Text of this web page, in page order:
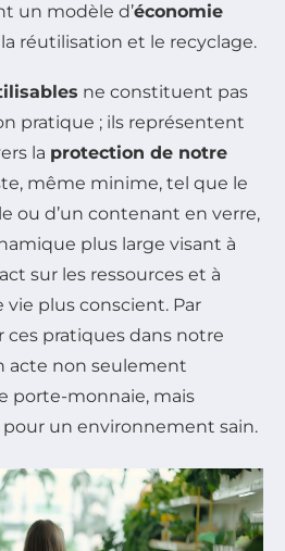
un modèle d’économie
réutilisation et le recyclage.
ne constituent pas
pratique ; ils représentent
la protection de notre
même minime, tel que le
ou d’un contenant en verre,
plus large visant à
sur les ressources et à
plus conscient. Par
pratiques dans notre
acte non seulement
porte-monnaie, mais
un environnement sain.